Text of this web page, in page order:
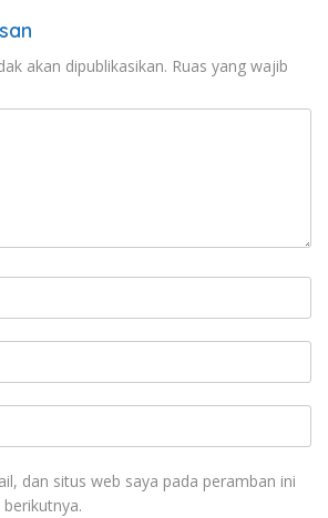
akan dipublikasikan. Ruas yang wajib
dan situs web saya pada peramban ini